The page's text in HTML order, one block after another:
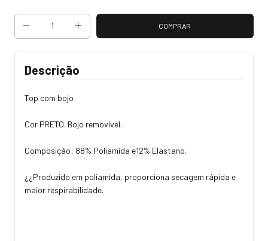
Descrição
Top com bojo
Cor PRETO. Bojo removível.
Composição: 88% Poliamida e12% Elastano.
¿¿Produzido em poliamida, proporciona secagem rápida e
maior respirabilidade.